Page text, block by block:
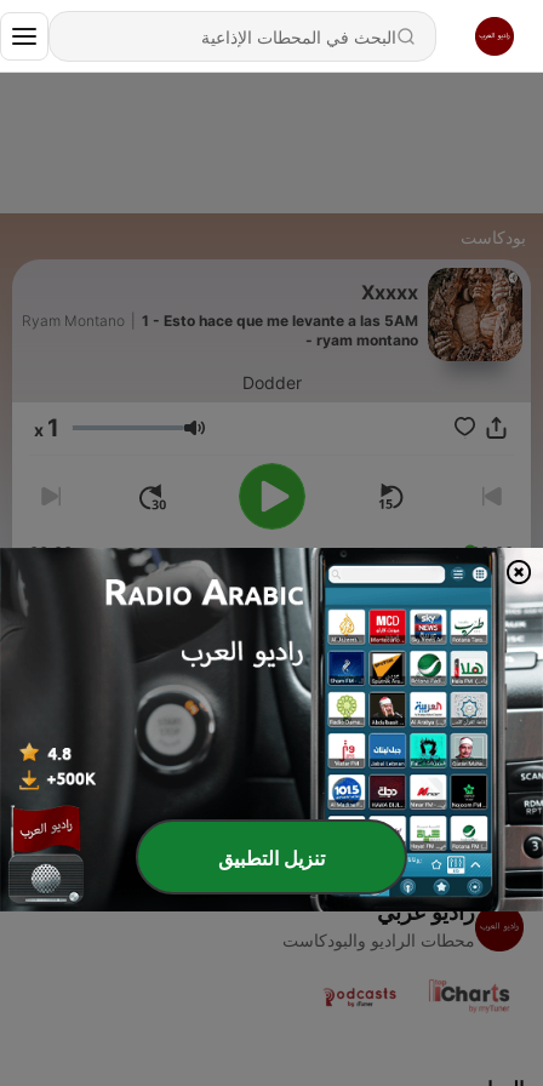
بودكاست
Xxxxx
Ryam Montano
1 - Esto hace que me levante a las 5AM
- ryam montano
Dodder
مستوى الصوت 1
00:00
00:00
حلقات
1
-
Esto hace que me levante a las 5AM - ryam
montano
راديو عربي
محطات الراديو والبودكاست
تنزيل التطبيق